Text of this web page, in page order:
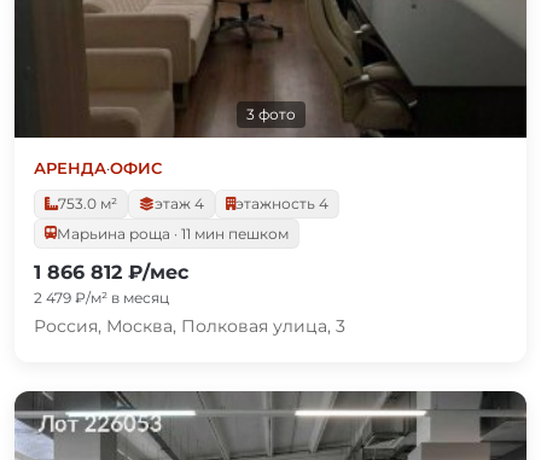
3 фото
АРЕНДА·ОФИС
753.0 м²
этаж 4
этажность 4
Марьина роща · 11 мин пешком
1 866 812 ₽/мес
2 479 ₽/м² в месяц
Россия, Москва, Полковая улица, 3